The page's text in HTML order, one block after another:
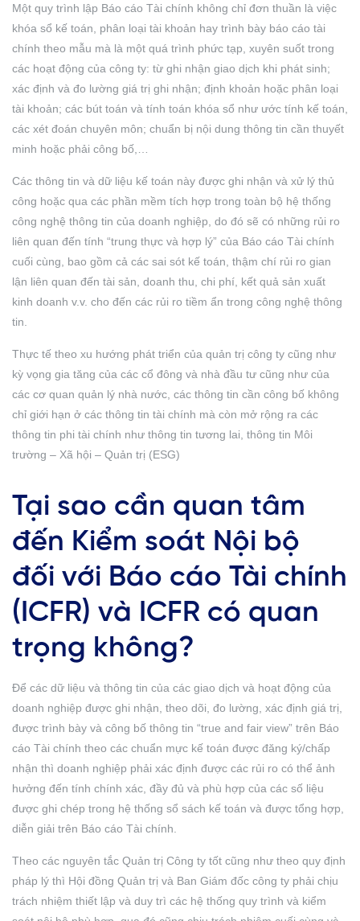
Một quy trình lập Báo cáo Tài chính không chỉ đơn thuần là việc
khóa sổ kế toán, phân loại tài khoản hay trình bày báo cáo tài
chính theo mẫu mà là một quá trình phức tạp, xuyên suốt trong
các hoạt động của công ty: từ ghi nhận giao dịch khi phát sinh;
xác định và đo lường giá trị ghi nhận; định khoản hoặc phân loại
tài khoản; các bút toán và tính toán khóa sổ như ước tính kế toán,
các xét đoán chuyên môn; chuẩn bị nội dung thông tin cần thuyết
minh hoặc phải công bố,…
Các thông tin và dữ liệu kế toán này được ghi nhận và xử lý thủ
công hoặc qua các phần mềm tích hợp trong toàn bộ hệ thống
công nghệ thông tin của doanh nghiệp, do đó sẽ có những rủi ro
liên quan đến tính “trung thực và hợp lý” của Báo cáo Tài chính
cuối cùng, bao gồm cả các sai sót kế toán, thậm chí rủi ro gian
lận liên quan đến tài sản, doanh thu, chi phí, kết quả sản xuất
kinh doanh v.v. cho đến các rủi ro tiềm ẩn trong công nghệ thông
tin.
Thực tế theo xu hướng phát triển của quản trị công ty cũng như
kỳ vọng gia tăng của các cổ đông và nhà đầu tư cũng như của
các cơ quan quản lý nhà nước, các thông tin cần công bố không
chỉ giới hạn ở các thông tin tài chính mà còn mở rộng ra các
thông tin phi tài chính như thông tin tương lai, thông tin Môi
trường – Xã hội – Quản trị (ESG)
Tại sao cần quan tâm
đến Kiểm soát Nội bộ
đối với Báo cáo Tài chính
(ICFR) và ICFR có quan
trọng không?
Để các dữ liệu và thông tin của các giao dịch và hoạt động của
doanh nghiệp được ghi nhận, theo dõi, đo lường, xác định giá trị,
được trình bày và công bố thông tin “true and fair view” trên Báo
cáo Tài chính theo các chuẩn mực kế toán được đăng ký/chấp
nhận thì doanh nghiệp phải xác định được các rủi ro có thể ảnh
hưởng đến tính chính xác, đầy đủ và phù hợp của các số liệu
được ghi chép trong hệ thống sổ sách kế toán và được tổng hợp,
diễn giải trên Báo cáo Tài chính.
Theo các nguyên tắc Quản trị Công ty tốt cũng như theo quy định
pháp lý thì Hội đồng Quản trị và Ban Giám đốc công ty phải chịu
trách nhiệm thiết lập và duy trì các hệ thống quy trình và kiểm